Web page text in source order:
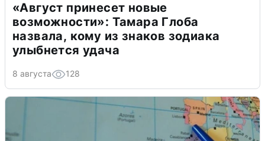
«Август принесет новые
возможности»: Тамара Глоба
назвала, кому из знаков зодиака
улыбнется удача
8 августа 128